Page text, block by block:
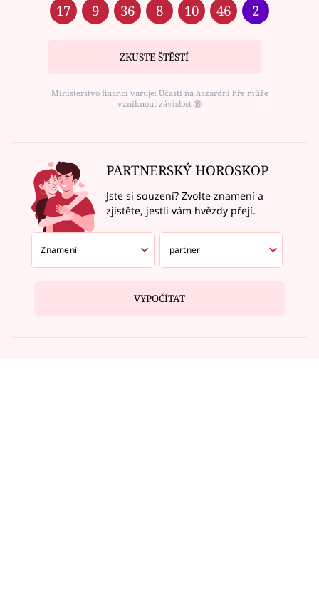
17 9 36 8 10 46 2
ZKUSTE ŠTĚSTÍ
Ministerstvo financí varuje: Účastí na hazardní hře může
vzniknout závislost ⑱
PARTNERSKÝ HOROSKOP
Jste si souzení? Zvolte znamení a
zjistěte, jestli vám hvězdy přejí.
VYPOČÍTAT